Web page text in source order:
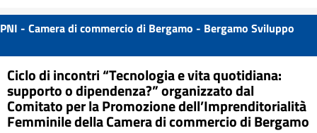
PNI - Camera di commercio di Bergamo - Bergamo Sviluppo
Ciclo di incontri “Tecnologia e vita quotidiana:
supporto o dipendenza?” organizzato dal
Comitato per la Promozione dell’Imprenditorialità
Femminile della Camera di commercio di Bergamo